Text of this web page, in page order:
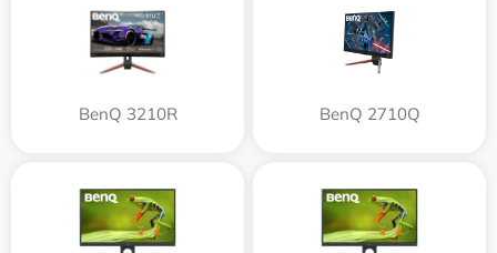
BenQ 3210R BenQ 2710Q